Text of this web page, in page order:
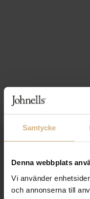
Samtycke
Denna webbplats
Vi använder
och annonserna till
FRI
SAMLA